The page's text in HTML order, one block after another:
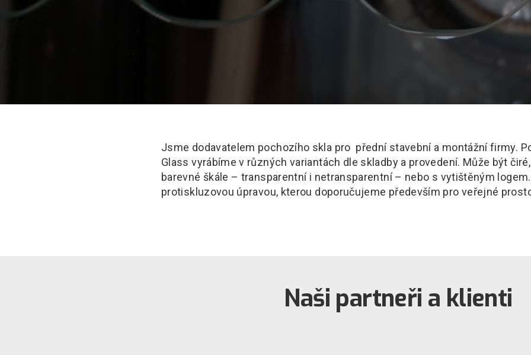
Jsme dodavatelem pochozího skla pro přední stavební a montážní firmy.
Glass vyrábíme v různých variantách dle skladby a provedení. Může být
barevné škále – transparentní i netransparentní – nebo s vytištěným
protiskluzovou úpravou, kterou doporučujeme především pro veřejné
Naši partneři a klienti